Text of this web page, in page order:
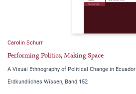
Carolin Schurr
Performing Politics, Making Space
A Visual Ethnography of Political Change in Ecuador
Erdkundliches Wissen, Band 152